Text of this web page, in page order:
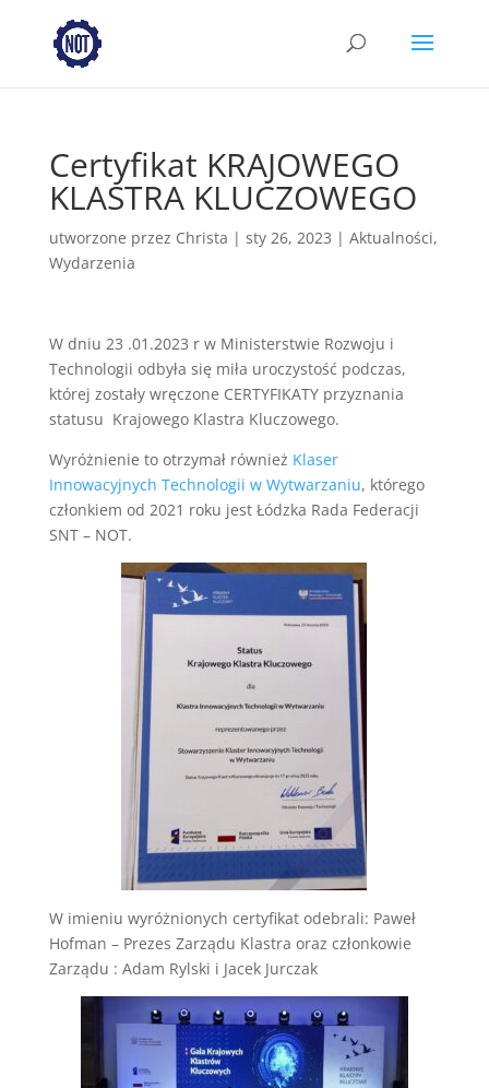
Certyfikat KRAJOWEGO
KLASTRA KLUCZOWEGO
utworzone przez Christa | sty 26, 2023 | Aktualności,
Wydarzenia
W dniu 23 .01.2023 r w Ministerstwie Rozwoju i
Technologii odbyła się miła uroczystość podczas,
której zostały wręczone CERTYFIKATY przyznania
statusu Krajowego Klastra Kluczowego.
Wyróżnienie to otrzymał również Klaser
Innowacyjnych Technologii w Wytwarzaniu, którego
członkiem od 2021 roku jest Łódzka Rada Federacji
SNT – NOT.
W imieniu wyróżnionych certyfikat odebrali: Paweł
Hofman – Prezes Zarządu Klastra oraz członkowie
Zarządu : Adam Rylski i Jacek Jurczak